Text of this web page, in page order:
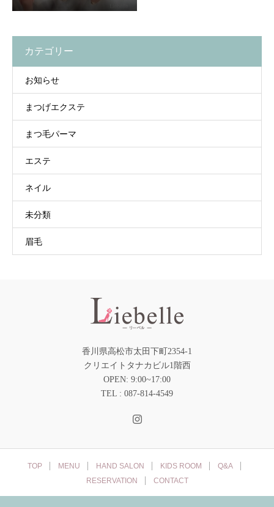
カテゴリー
お知らせ
まつげエクステ
まつ毛パーマ
エステ
ネイル
未分類
眉毛
香川県高松市太田下町2354-1
クリエイトタナカビル1階西
OPEN: 9:00~17:00
TEL : 087-814-4549
TOP MENU HAND SALON KIDS ROOM
Q&A
RESERVATION
CONTACT